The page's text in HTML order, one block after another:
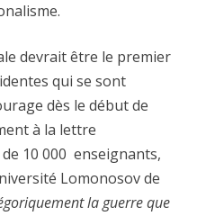
devrait être le premier
qui se sont
dès le début de
à la lettre
10 000 enseignants,
Lomonosov de
la guerre que